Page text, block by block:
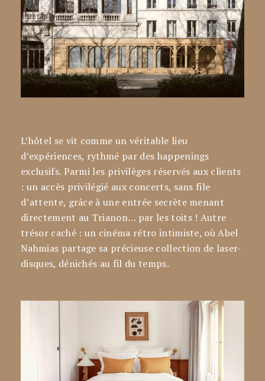
L’hôtel se vit comme un véritable lieu
d’expériences, rythmé par des happenings
exclusifs. Parmi les privilèges réservés aux clients
: un accès privilégié aux concerts, sans file
d’attente, grâce à une entrée secrète menant
directement au Trianon… par les toits ! Autre
trésor caché : un cinéma rétro intimiste, où Abel
Nahmias partage sa précieuse collection de laser-
disques, dénichés au fil du temps.